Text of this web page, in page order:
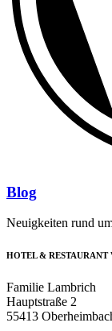
Blog
Neuigkeiten rund
HOTEL & RESTAURANT
Familie Lambrich
Hauptstraße 2
55413